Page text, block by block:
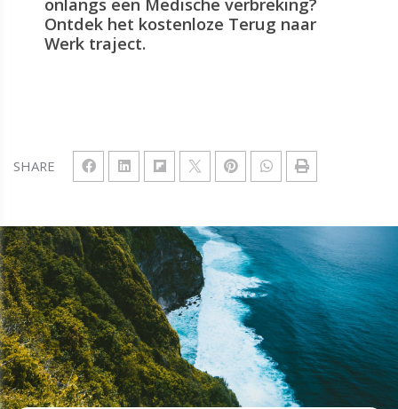
SHARE
Ontdek het kostenloze Terug naar
Werk traject.